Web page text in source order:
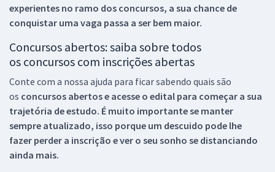
experientes no ramo dos concursos, a sua chance de
conquistar uma vaga passa a ser bem maior.
Concursos abertos: saiba sobre todos
os concursos com inscrições abertas
Conte com a nossa ajuda para ficar sabendo quais são
os concursos abertos e acesse o edital para começar a sua
trajetória de estudo. É muito importante se manter
sempre atualizado, isso porque um descuido pode lhe
fazer perder a inscrição e ver o seu sonho se distanciando
ainda mais.